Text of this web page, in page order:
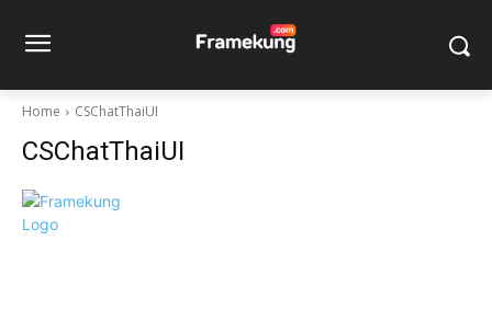
Home CSChatThaiUI
CSChatThaiUI